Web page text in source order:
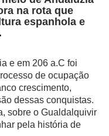
na rota que
espanhola e
e em 206 a.C foi
de ocupação
crescimento,
dessas conquistas.
sobre o Gualdalquivir
pela história de